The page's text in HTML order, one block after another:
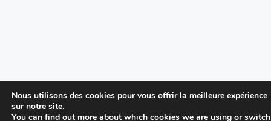
Nous utilisons des cookies pour vous offrir la meilleure expérience
sur notre site.
You can find out more about which cookies we are using or switch